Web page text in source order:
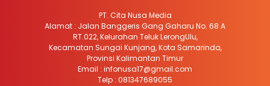
PT. Cita Nusa Media
Alamat : Jalan Banggeris Gang Gaharu No. 68 A
RT.022, Kelurahan Teluk LerongUlu,
Kecamatan Sungai Kunjang, Kota Samarinda,
Provinsi Kalimantan Timur
Email : infonusa17@gmail.com
Telp : 081347689055